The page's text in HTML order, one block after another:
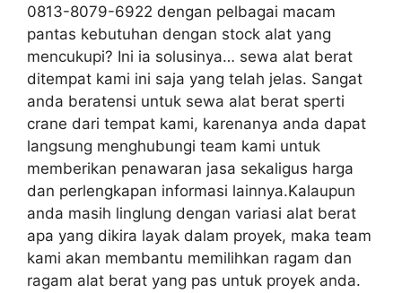
0813-8079-6922 dengan pelbagai macam
pantas kebutuhan dengan stock alat yang
mencukupi? Ini ia solusinya… sewa alat berat
ditempat kami ini saja yang telah jelas. Sangat
anda beratensi untuk sewa alat berat sperti
crane dari tempat kami, karenanya anda dapat
langsung menghubungi team kami untuk
memberikan penawaran jasa sekaligus harga
dan perlengkapan informasi lainnya.Kalaupun
anda masih linglung dengan variasi alat berat
apa yang dikira layak dalam proyek, maka team
kami akan membantu memilihkan ragam dan
ragam alat berat yang pas untuk proyek anda.